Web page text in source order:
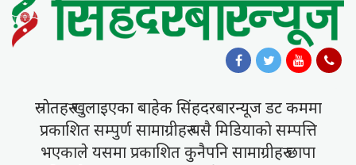
स्राेतहरु खुलाइएका बाहेक सिंहदरबारन्यूज डट कममा
प्रकाशित सम्पुर्ण सामाग्रीहरु यसै मिडियाकाे सम्पत्ति
भएकाले यसमा प्रकाशित कुनैपनि सामाग्रीहरु छापा